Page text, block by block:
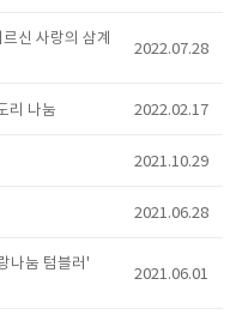
신 사랑의 삼계
2022.07.28
리 나눔 2022.02.17
2021.10.29
2021.06.28
나눔 텀블러'
2021.06.01